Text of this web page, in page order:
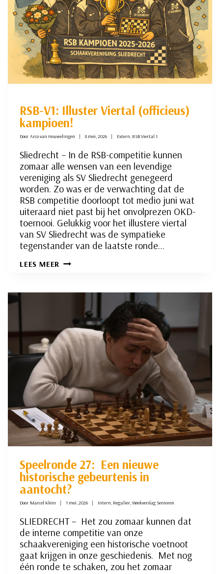
RSB-V1: Illuster Viertal (officieus)
kampioen!
Door Arco van Houwelingen 8 mei, 2026 Extern, RSB Viertal 1
Sliedrecht – In de RSB-competitie kunnen
zomaar alle wensen van een levendige
vereniging als SV Sliedrecht genegeerd
worden. Zo was er de verwachting dat de
RSB competitie doorloopt tot medio juni wat
uiteraard niet past bij het onvolprezen OKD-
toernooi. Gelukkig voor het illustere viertal
van SV Sliedrecht was de sympatieke
tegenstander van de laatste ronde…
LEES MEER RSB-
Speelronde 27: Een nieuwe
historische gebeurtenis in
aantocht?
Door Marcel Klein 1 mei, 2026 Intern, Regulier,Weekverslag Senioren
SLIEDRECHT – Het zou zomaar kunnen dat
de interne competitie van onze
schaakvereniging een historische voetnoot
gaat krijgen in onze geschiedenis. Met nog
één ronde te schaken, zou het zomaar